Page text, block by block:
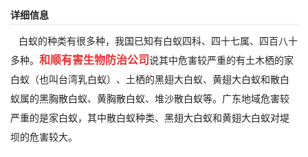
详细信息
白蚁的种类有很多种，我国已知有白蚁四科、四十七属、四百八十
多种。 和顺有害生物防治公司说其中危害较严重的有土木栖的家
白蚁（也叫台湾乳白蚁）、土栖的黑翅大白蚁、黄翅大白蚁和散白
蚁属的黑胸散白蚁、黄胸散白蚁、堆沙散白蚁等。广东地域危害较
严重的是家白蚁，其中散白蚁种类、黑翅大白蚁和黄翅大白蚁对堤
坝的危害较大。